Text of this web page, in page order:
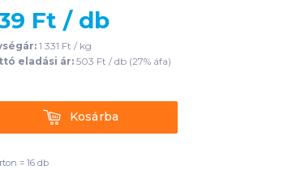
Ft / db
1 331 Ft / kg
eladási ár:503 Ft / db (27% áfa)
KosárbaKosárba
= 16 db